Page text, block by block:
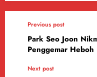
Previous post
Park Seo Joon
Penggemar
Next post